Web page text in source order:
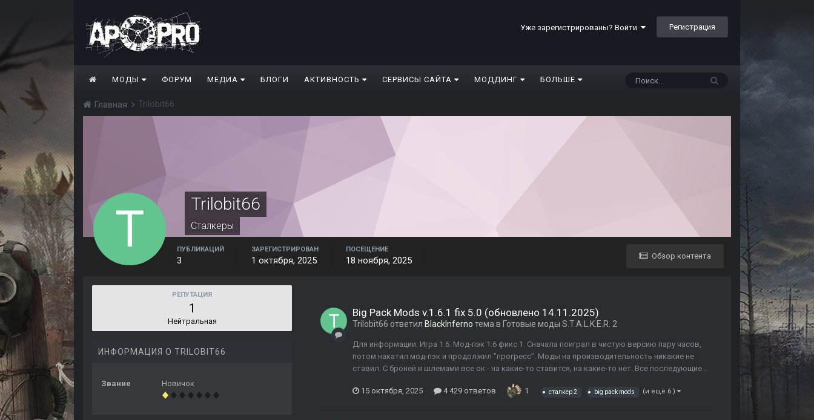
Уже зарегистрированы? Войти Регистрация
МОДЫ ФОРУМ МЕДИА БЛОГИ АКТИВНОСТЬ СЕРВИСЫ САЙТА МОДДИНГ БОЛЬШЕ
Главная Trilobit66
Trilobit66
Сталкеры
Обзор контента
ПУБЛИКАЦИЙ
3
ЗАРЕГИСТРИРОВАН
1 октября, 2025
ПОСЕЩЕНИЕ
18 ноября, 2025
РЕПУТАЦИЯ
1
Нейтральная
ИНФОРМАЦИЯ О TRILOBIT66
Звание Новичок
Big Pack Mods v.1.6.1 fix 5.0 (обновлено 14.11.2025)
Trilobit66 ответил BlackInferno тема в Готовые моды S.T.A.L.K.E.R. 2
Для информации: Игра 1.6. Мод-пэк 1.6 фикс 1. Сначала поиграл в чистую версию пару часов,
потом накатил мод-пэк и продолжил "прогресс". Моды на производительность никакие не
ставил. С броней и шлемами все ок - на какие-то ставится, на какие-то нет. Все последующие...
15 октября, 2025 4 429 ответов 1 сталкер 2 big pack mods (и ещё 6 )